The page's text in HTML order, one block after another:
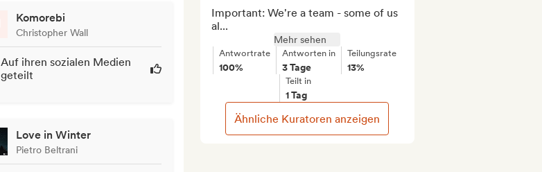
Komorebi
Christopher Wall
Auf ihren sozialen Medien
geteilt
Love in Winter
Pietro Beltrani
Important: We're a team - some of us
al...
Mehr sehen
Antwortrate
100%
Antworten in
3 Tage
Teilungsrate
13%
Teilt in
1 Tag
Ähnliche Kuratoren anzeigen